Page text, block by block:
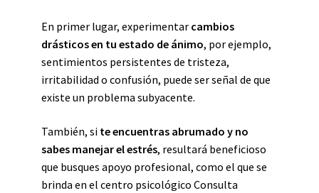
En primer lugar, experimentar cambios
drásticos en tu estado de ánimo, por ejemplo,
sentimientos persistentes de tristeza,
irritabilidad o confusión, puede ser señal de que
existe un problema subyacente.
También, si te encuentras abrumado y no
sabes manejar el estrés, resultará beneficioso
que busques apoyo profesional, como el que se
brinda en el centro psicológico Consulta